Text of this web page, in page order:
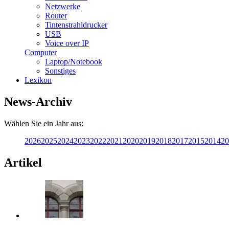
Netzwerke
Router
Tintenstrahldrucker
USB
Voice over IP
Computer
Laptop/Notebook
Sonstiges
Lexikon
News-Archiv
Wählen Sie ein Jahr aus:
202620252024202320222021 202020192018201720152014
Artikel